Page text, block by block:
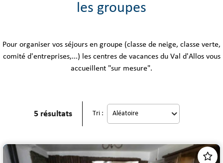
les groupes
Pour organiser vos séjours en groupe (classe de neige, classe verte,
comité d'entreprises,...) les centres de vacances du Val d'Allos vous
accueillent "sur mesure".
5résultats Tri :